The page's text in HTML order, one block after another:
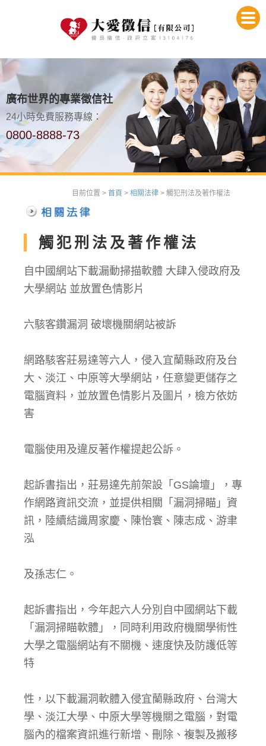
廣布世界的專業徵信社
24小時免費服務專線：
0800-8888-73
目前位置 > 首頁 > 相關法律 > 觸犯刑法及著作權法
觸犯刑法及著作權法
自中國網站下載漏動掃描軟體 大肆入侵政府及
大學網站 並放置色情影片
六駭客鑽漏洞 破壞機關網站被訴
網路駭客莊易達等六人，侵入宜蘭縣政府及台
大、淡江、中原等大學網站，任意變更儲存之
電腦資料，並放置色情影片及圖片，檢方依妨
害
電腦使用及違反著作權提起公訴。
起訴書指出，莊易達先前架設「GS論壇」，專
作網路資訊交流，並提供相關「漏洞掃瞄」資
訊，陸續結識周家慶、陳怡寰、陳志成、游聿
泓
及孫志仁。
起訴書指出，今年起六人分別自中國網站下載
「漏洞掃瞄軟體」，同時利用政府機關學術性
大學之電腦網站有不關機、速度快及防護低等
特
性，以下載漏洞軟體入侵宜蘭縣政府、台灣大
學、淡江大學、中原大學等機關之電腦，對電
腦內的檔案資訊進行新增、刪除、複製及搬移